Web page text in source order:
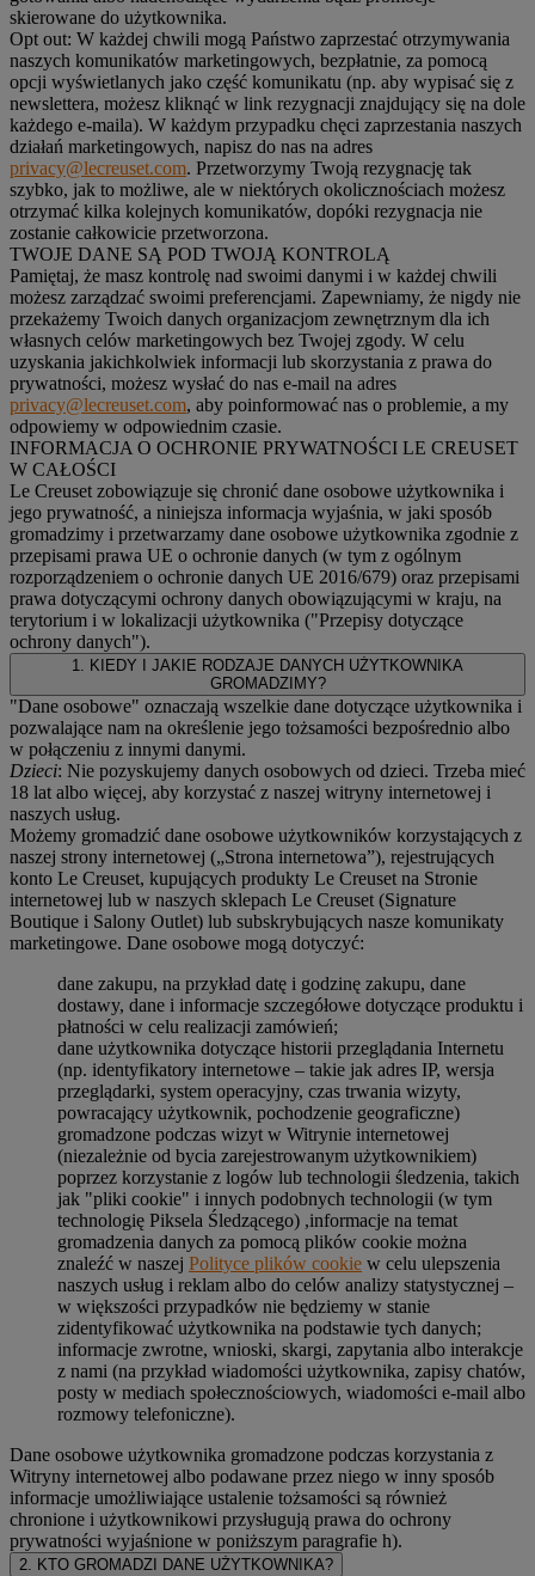
skierowane do użytkownika.
Opt out: W każdej chwili mogą Państwo zaprzestać otrzymywania
naszych komunikatów marketingowych, bezpłatnie, za pomocą
opcji wyświetlanych jako część komunikatu (np. aby wypisać się z
newslettera, możesz kliknąć w link rezygnacji znajdujący się na dole
każdego e-maila). W każdym przypadku chęci zaprzestania naszych
działań marketingowych, napisz do nas na adres
privacy@lecreuset.com. Przetworzymy Twoją rezygnację tak
szybko, jak to możliwe, ale w niektórych okolicznościach możesz
otrzymać kilka kolejnych komunikatów, dopóki rezygnacja nie
zostanie całkowicie przetworzona.
TWOJE DANE SĄ POD TWOJĄ KONTROLĄ
Pamiętaj, że masz kontrolę nad swoimi danymi i w każdej chwili
możesz zarządzać swoimi preferencjami. Zapewniamy, że nigdy nie
przekażemy Twoich danych organizacjom zewnętrznym dla ich
własnych celów marketingowych bez Twojej zgody. W celu
uzyskania jakichkolwiek informacji lub skorzystania z prawa do
prywatności, możesz wysłać do nas e-mail na adres
privacy@lecreuset.com, aby poinformować nas o problemie, a my
odpowiemy w odpowiednim czasie.
INFORMACJA O OCHRONIE PRYWATNOŚCI LE CREUSET
W CAŁOŚCI
Le Creuset zobowiązuje się chronić dane osobowe użytkownika i
jego prywatność, a niniejsza informacja wyjaśnia, w jaki sposób
gromadzimy i przetwarzamy dane osobowe użytkownika zgodnie z
przepisami prawa UE o ochronie danych (w tym z ogólnym
rozporządzeniem o ochronie danych UE 2016/679) oraz przepisami
prawa dotyczącymi ochrony danych obowiązującymi w kraju, na
terytorium i w lokalizacji użytkownika ("Przepisy dotyczące
ochrony danych").
1. KIEDY I JAKIE RODZAJE DANYCH UŻYTKOWNIKA
GROMADZIMY?
"Dane osobowe" oznaczają wszelkie dane dotyczące użytkownika i
pozwalające nam na określenie jego tożsamości bezpośrednio albo
w połączeniu z innymi danymi.
Dzieci: Nie pozyskujemy danych osobowych od dzieci. Trzeba mieć
18 lat albo więcej, aby korzystać z naszej witryny internetowej i
naszych usług.
Możemy gromadzić dane osobowe użytkowników korzystających z
naszej strony internetowej („Strona internetowa”), rejestrujących
konto Le Creuset, kupujących produkty Le Creuset na Stronie
internetowej lub w naszych sklepach Le Creuset (Signature
Boutique i Salony Outlet) lub subskrybujących nasze komunikaty
marketingowe. Dane osobowe mogą dotyczyć:
dane zakupu, na przykład datę i godzinę zakupu, dane
dostawy, dane i informacje szczegółowe dotyczące produktu i
płatności w celu realizacji zamówień;
dane użytkownika dotyczące historii przeglądania Internetu
(np. identyfikatory internetowe – takie jak adres IP, wersja
przeglądarki, system operacyjny, czas trwania wizyty,
powracający użytkownik, pochodzenie geograficzne)
gromadzone podczas wizyt w Witrynie internetowej
(niezależnie od bycia zarejestrowanym użytkownikiem)
poprzez korzystanie z logów lub technologii śledzenia, takich
jak "pliki cookie" i innych podobnych technologii (w tym
technologię Piksela Śledzącego) ,informacje na temat
gromadzenia danych za pomocą plików cookie można
znaleźć w naszej Polityce plików cookie w celu ulepszenia
naszych usług i reklam albo do celów analizy statystycznej –
w większości przypadków nie będziemy w stanie
zidentyfikować użytkownika na podstawie tych danych;
informacje zwrotne, wnioski, skargi, zapytania albo interakcje
z nami (na przykład wiadomości użytkownika, zapisy chatów,
posty w mediach społecznościowych, wiadomości e-mail albo
rozmowy telefoniczne).
Dane osobowe użytkownika gromadzone podczas korzystania z
Witryny internetowej albo podawane przez niego w inny sposób
informacje umożliwiające ustalenie tożsamości są również
chronione i użytkownikowi przysługują prawa do ochrony
prywatności wyjaśnione w poniższym paragrafie h).
2. KTO GROMADZI DANE UŻYTKOWNIKA?